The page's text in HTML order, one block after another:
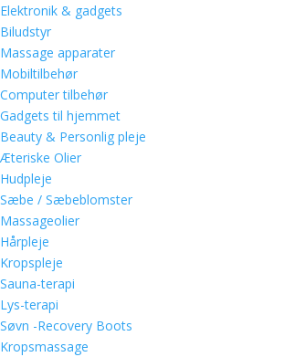
Elektronik & gadgets
Biludstyr
Massage apparater
Mobiltilbehør
Computer tilbehør
Gadgets til hjemmet
Beauty & Personlig pleje
Æteriske Olier
Hudpleje
Sæbe / Sæbeblomster
Massageolier
Hårpleje
Kropspleje
Sauna-terapi
Lys-terapi
Søvn -Recovery Boots
Kropsmassage